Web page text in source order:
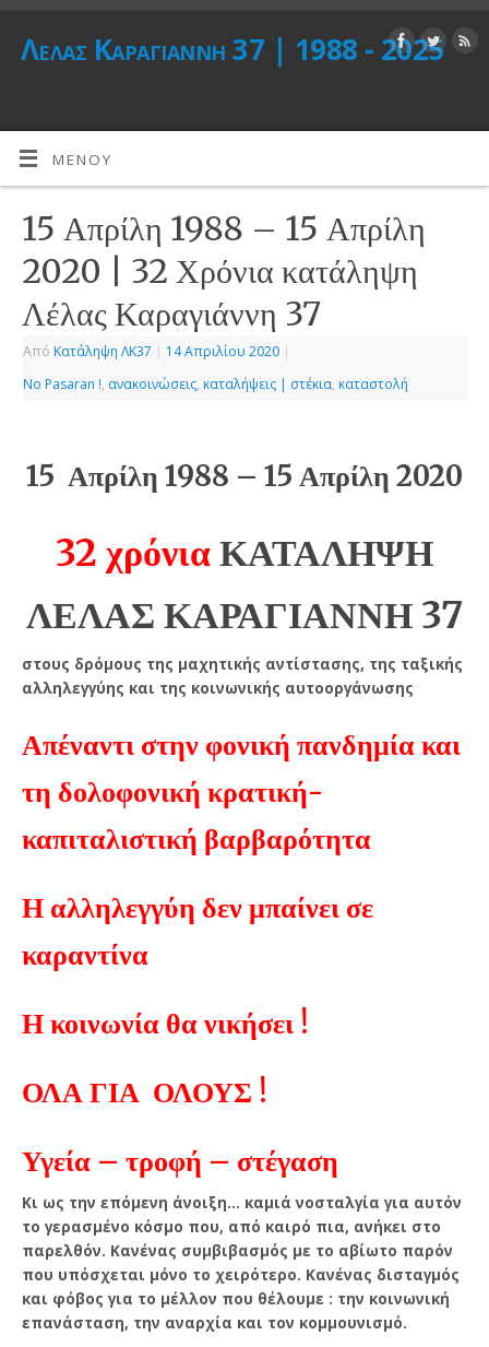
Λέλας Καραγιάννη 37 | 1988 - 2025
ΜΕΝΟΎ
15 Απρίλη 1988 – 15 Απρίλη
2020 | 32 Χρόνια κατάληψη
Λέλας Καραγιάννη 37
Από Κατάληψη ΛΚ37 | 14 Απριλίου 2020 |
No Pasaran !, ανακοινώσεις, καταλήψεις | στέκια, καταστολή
15 Απρίλη 1988 – 15 Απρίλη 2020
32 χρόνιαΚΑΤΑΛΗΨΗ
ΛΕΛΑΣ ΚΑΡΑΓΙΑΝΝΗ 37
στους δρόμους της μαχητικής αντίστασης, της ταξικής
αλληλεγγύης και της κοινωνικής αυτοοργάνωσης
Απέναντι στην φονική πανδημία και
τη δολοφονική κρατική-
καπιταλιστική βαρβαρότητα
Η αλληλεγγύη δεν μπαίνει σε
καραντίνα
Η κοινωνία θα νικήσει !
ΟΛΑ ΓΙΑ ΟΛΟΥΣ !
Υγεία – τροφή – στέγαση
Κι ως την επόμενη άνοιξη… καμιά νοσταλγία για αυτόν
το γερασμένο κόσμο που, από καιρό πια, ανήκει στο
παρελθόν. Κανένας συμβιβασμός με το αβίωτο παρόν
που υπόσχεται μόνο το χειρότερο. Κανένας δισταγμός
και φόβος για το μέλλον που θέλουμε : την κοινωνική
επανάσταση, την αναρχία και τον κομμουνισμό.